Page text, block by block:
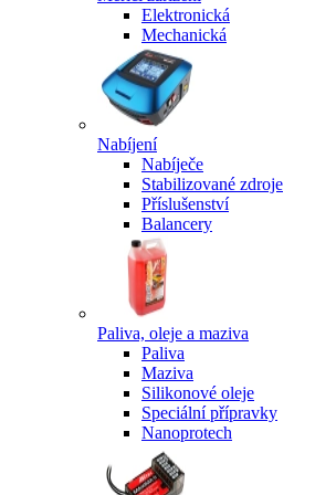
Elektronická
Mechanická
Nabíjení
Nabíječe
Stabilizované zdroje
Příslušenství
Balancery
Paliva, oleje a maziva
Paliva
Maziva
Silikonové oleje
Speciální přípravky
Nanoprotech